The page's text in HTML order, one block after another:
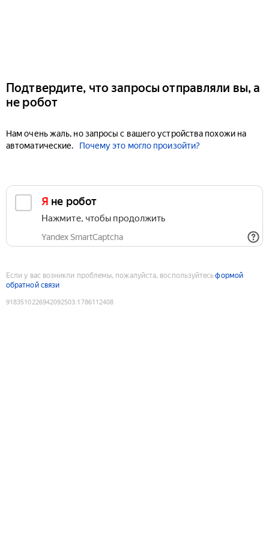
Подтвердите, что запросы отправляли вы, а
не робот
Нам очень жаль, но запросы с вашего устройства похожи на
автоматические.
Почему это могло произойти?
Я не робот
Нажмите, чтобы продолжить
Yandex SmartCaptcha
Если у вас возникли проблемы, пожалуйста, воспользуйтесьформой
обратной связи
9183510226942092503:1786112408